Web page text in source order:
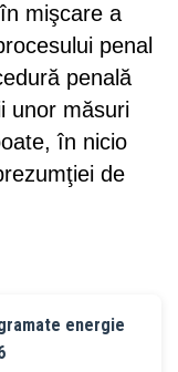
mişcare a
penal
penală
unor măsuri
în nicio
de
energie